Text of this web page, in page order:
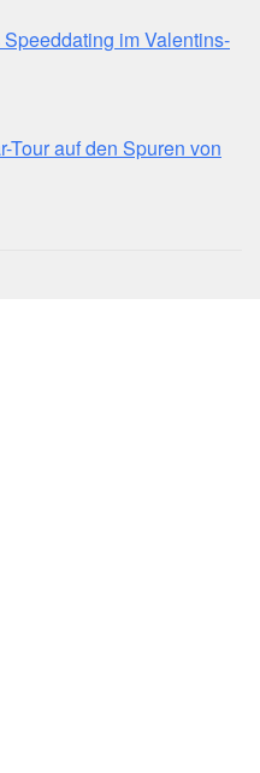
im Valentins-
Tour auf den Spuren von